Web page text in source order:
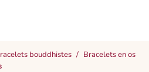
bouddhistes
Bracelets en os